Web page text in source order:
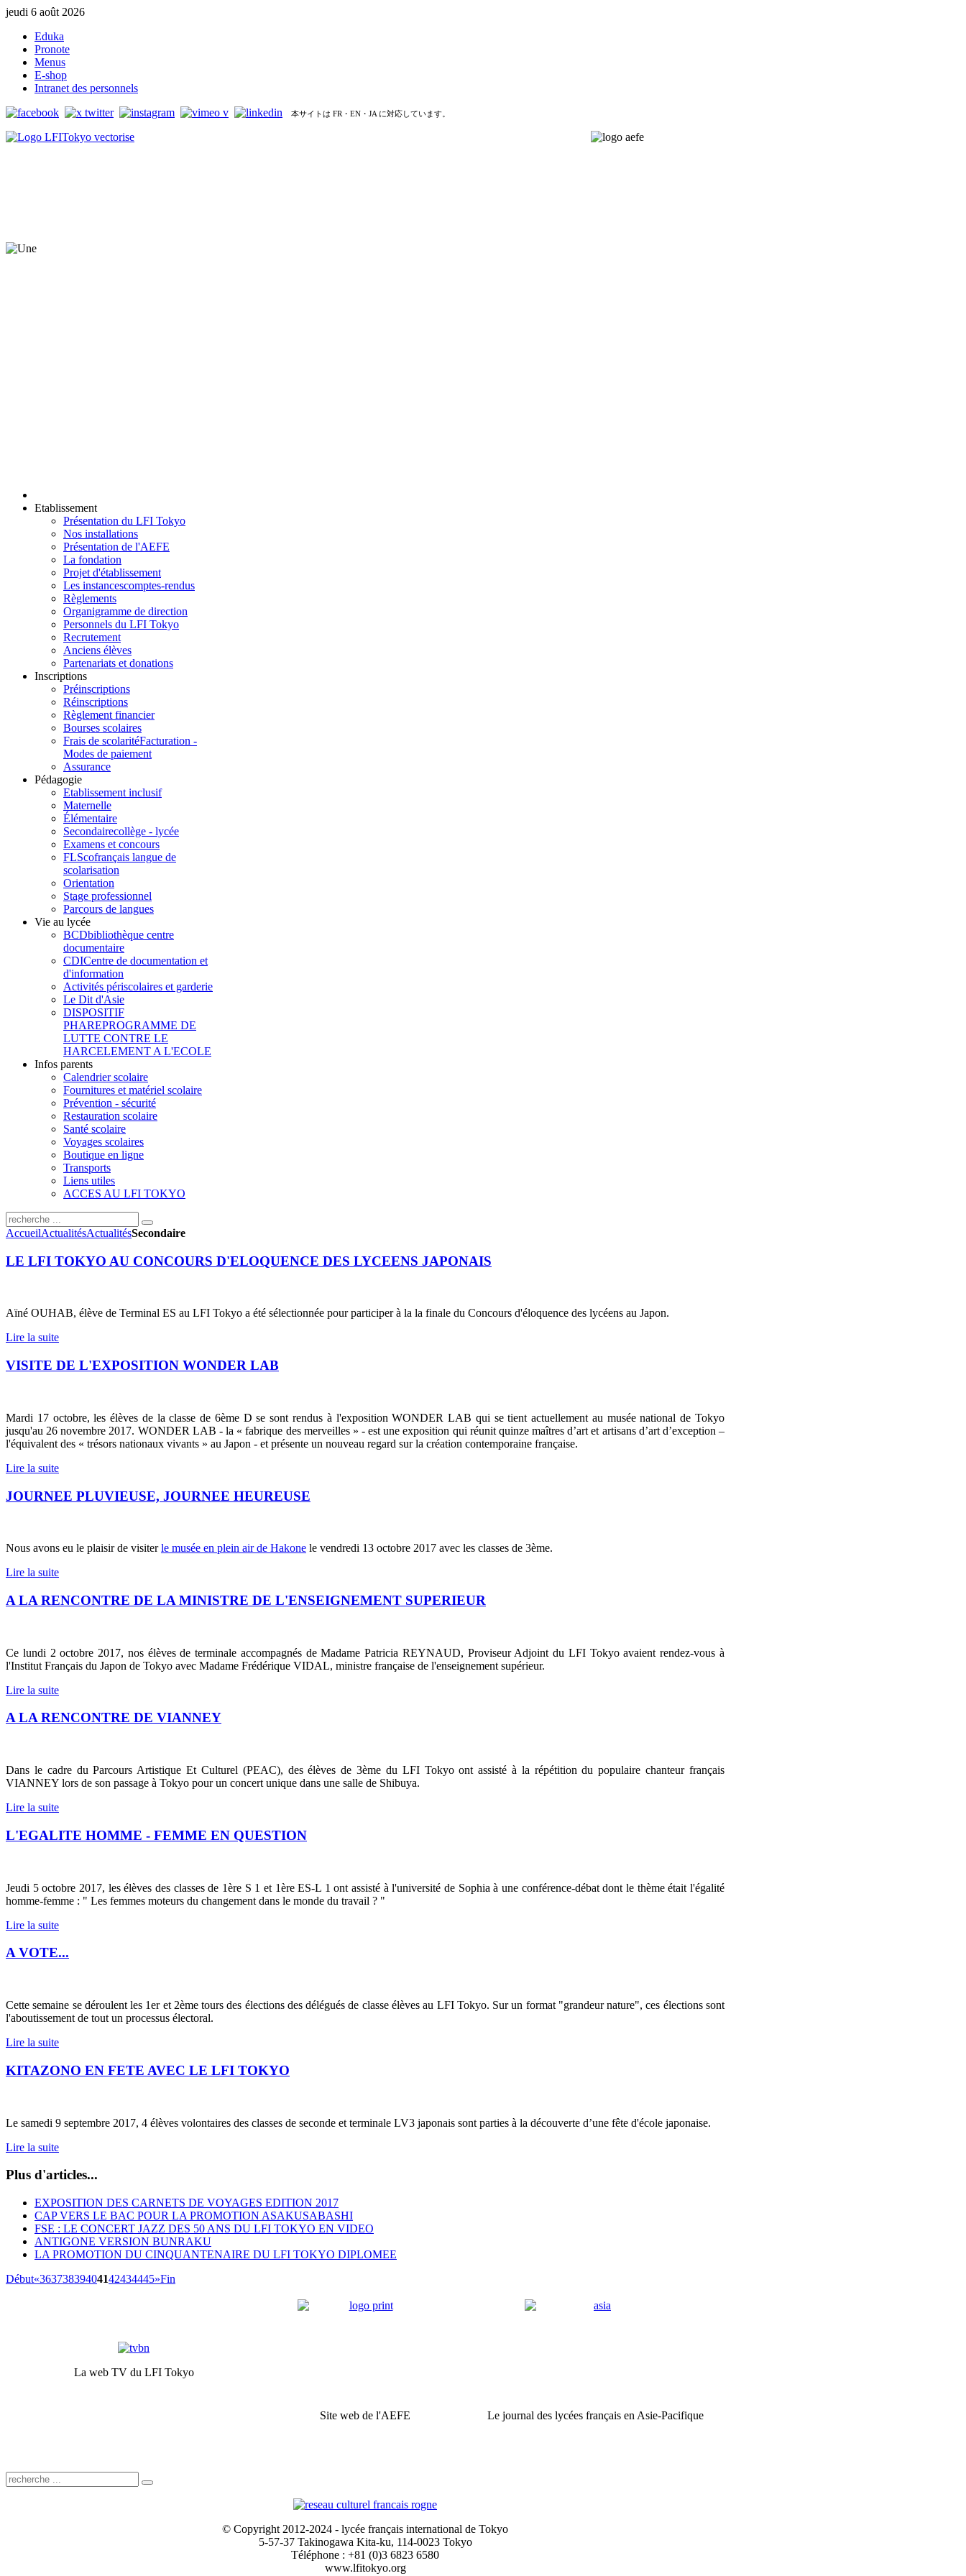
jeudi 6 août 2026
Eduka
Pronote
Menus
E-shop
Intranet des personnels
本サイトは FR・EN・JA に対応しています。
Etablissement
Présentation du LFI Tokyo
Nos installations
Présentation de l'AEFE
La fondation
Projet d'établissement
Les instancescomptes-rendus
Règlements
Organigramme de direction
Personnels du LFI Tokyo
Recrutement
Anciens élèves
Partenariats et donations
Inscriptions
Préinscriptions
Réinscriptions
Règlement financier
Bourses scolaires
Frais de scolaritéFacturation -
Modes de paiement
Assurance
Pédagogie
Etablissement inclusif
Maternelle
Élémentaire
Secondairecollège - lycée
Examens et concours
FLScofrançais langue de
scolarisation
Orientation
Stage professionnel
Parcours de langues
Vie au lycée
BCDbibliothèque centre
documentaire
CDICentre de documentation et
d'information
Activités périscolaires et garderie
Le Dit d'Asie
DISPOSITIF
PHAREPROGRAMME DE
LUTTE CONTRE LE
HARCELEMENT A L'ECOLE
Infos parents
Calendrier scolaire
Fournitures et matériel scolaire
Prévention - sécurité
Restauration scolaire
Santé scolaire
Voyages scolaires
Boutique en ligne
Transports
Liens utiles
ACCES AU LFI TOKYO
AccueilActualitésActualitésSecondaire
LE LFI TOKYO AU CONCOURS D'ELOQUENCE DES LYCEENS JAPONAIS
Aïné OUHAB, élève de Terminal ES au LFI Tokyo a été sélectionnée pour participer à la la finale du Concours d'éloquence des lycéens au Japon.
Lire la suite
VISITE DE L'EXPOSITION WONDER LAB
Mardi 17 octobre, les élèves de la classe de 6ème D se sont rendus à l'exposition WONDER LAB qui se tient actuellement au musée national de Tokyo
jusqu'au 26 novembre 2017. WONDER LAB - la « fabrique des merveilles » - est une exposition qui réunit quinze maîtres d’art et artisans d’art d’exception –
l'équivalent des « trésors nationaux vivants » au Japon - et présente un nouveau regard sur la création contemporaine française.
Lire la suite
JOURNEE PLUVIEUSE, JOURNEE HEUREUSE
Nous avons eu le plaisir de visiterle musée en plein air de Hakone le vendredi 13 octobre 2017 avec les classes de 3ème.
Lire la suite
A LA RENCONTRE DE LA MINISTRE DE L'ENSEIGNEMENT SUPERIEUR
Ce lundi 2 octobre 2017, nos élèves de terminale accompagnés de Madame Patricia REYNAUD, Proviseur Adjoint du LFI Tokyo avaient rendez-vous à
l'Institut Français du Japon de Tokyo avec Madame Frédérique VIDAL, ministre française de l'enseignement supérieur.
Lire la suite
A LA RENCONTRE DE VIANNEY
Dans le cadre du Parcours Artistique Et Culturel (PEAC), des élèves de 3ème du LFI Tokyo ont assisté à la répétition du populaire chanteur français
VIANNEY lors de son passage à Tokyo pour un concert unique dans une salle de Shibuya.
Lire la suite
L'EGALITE HOMME - FEMME EN QUESTION
Jeudi 5 octobre 2017, les élèves des classes de 1ère S 1 et 1ère ES-L 1 ont assisté à l'université de Sophia à une conférence-débat dont le thème était l'égalité
homme-femme : " Les femmes moteurs du changement dans le monde du travail ? "
Lire la suite
A VOTE...
Cette semaine se déroulent les 1er et 2ème tours des élections des délégués de classe élèves au LFI Tokyo. Sur un format "grandeur nature", ces élections sont
l'aboutissement de tout un processus électoral.
Lire la suite
KITAZONO EN FETE AVEC LE LFI TOKYO
Le samedi 9 septembre 2017, 4 élèves volontaires des classes de seconde et terminale LV3 japonais sont parties à la découverte d’une fête d'école japonaise.
Lire la suite
Plus d'articles...
EXPOSITION DES CARNETS DE VOYAGES EDITION 2017
CAP VERS LE BAC POUR LA PROMOTION ASAKUSABASHI
FSE : LE CONCERT JAZZ DES 50 ANS DU LFI TOKYO EN VIDEO
ANTIGONE VERSION BUNRAKU
LA PROMOTION DU CINQUANTENAIRE DU LFI TOKYO DIPLOMEE
Début«36373839404142434445»Fin
La web TV du LFI Tokyo
Site web de l'AEFE Le journal des lycées français en Asie-Pacifique
© Copyright 2012-2024 - lycée français international de Tokyo
5-57-37 Takinogawa Kita-ku, 114-0023 Tokyo
Téléphone : +81 (0)3 6823 6580
www.lfitokyo.org